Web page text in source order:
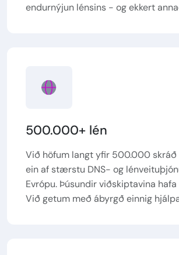
endurnýjun lénsins - og ekkert
500.000+ lén
Við höfum langt yfir 500.000 skráð
ein af stærstu DNS- og
Evrópu. Þúsundir viðskiptavina hafa
Við getum með ábyrgð einnig